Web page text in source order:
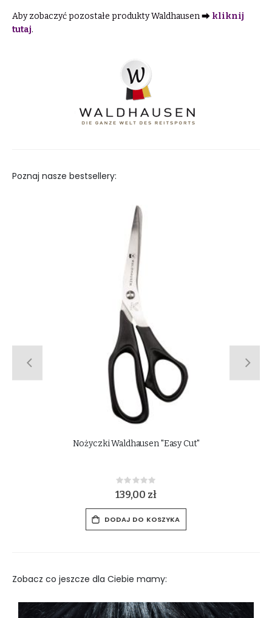
Aby zobaczyć pozostałe produkty Waldhausen ⮕ kliknij
tutaj.
Poznaj nasze bestsellery:
Szczotka do grzywy i ogona HAAS "Mähnenbürste Klein 8
Rating:
0%
29,00 zł
DODAJ DO KOSZYKA
Zobacz co jeszcze dla Ciebie mamy: